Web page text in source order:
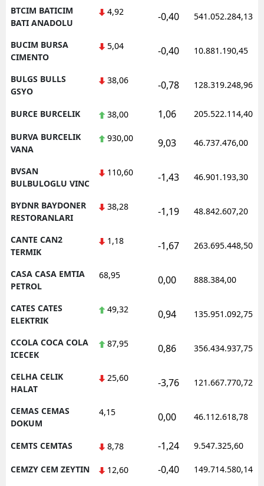
BTCIM BATICIM
BATI ANADOLU
4,92 -0,40 541.052.284,13
BUCIM BURSA
CIMENTO
5,04 -0,40 10.881.190,45
BULGS BULLS
GSYO
38,06 -0,78 128.319.248,96
BURCE BURCELIK 38,00 1,06 205.522.114,40
BURVA BURCELIK
VANA
930,00 9,03 46.737.476,00
BVSAN
BULBULOGLU VINC
110,60 -1,43 46.901.193,30
BYDNR BAYDONER
RESTORANLARI
38,28 -1,19 48.842.607,20
CANTE CAN2
TERMIK
1,18 -1,67 263.695.448,50
CASA CASA EMTIA
PETROL
68,95 0,00 888.384,00
CATES CATES
ELEKTRIK
49,32 0,94 135.951.092,75
CCOLA COCA COLA
ICECEK
87,95 0,86 356.434.937,75
CELHA CELIK
HALAT
25,60 -3,76 121.667.770,72
CEMAS CEMAS
DOKUM
4,15 0,00 46.112.618,78
CEMTS CEMTAS 8,78 -1,24 9.547.325,60
CEMZY CEM ZEYTIN 12,60 -0,40 149.714.580,14